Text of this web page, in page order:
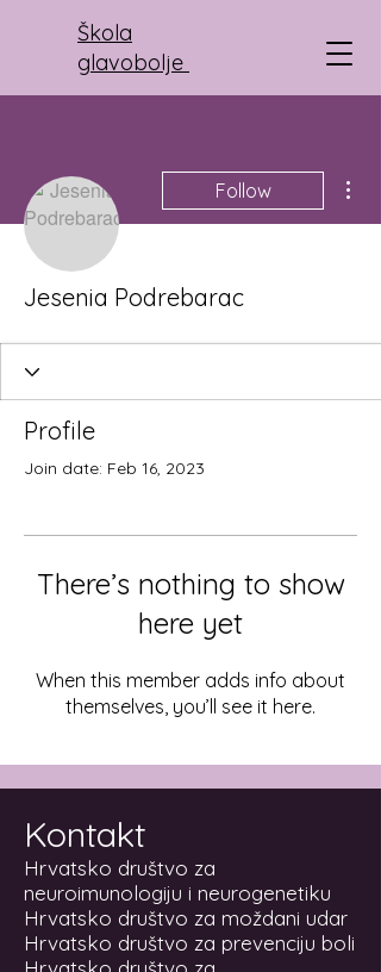
Škola
glavobolje
Follow
Jesenia Podrebarac
Profile
Join date: Feb 16, 2023
There’s nothing to show
here yet
When this member adds info about
themselves, you’ll see it here.
Kontakt
Hrvatsko društvo za
neuroimunologiju i neurogenetiku
Hrvatsko društvo za moždani udar
Hrvatsko društvo za prevenciju boli